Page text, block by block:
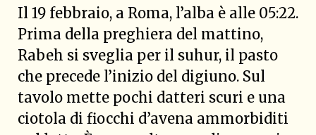
Il 19 febbraio, a Roma, l’alba è alle 05:22.
Prima della preghiera del mattino,
Rabeh si sveglia per il suhur, il pasto
che precede l’inizio del digiuno. Sul
tavolo mette pochi datteri scuri e una
ciotola di fiocchi d’avena ammorbiditi